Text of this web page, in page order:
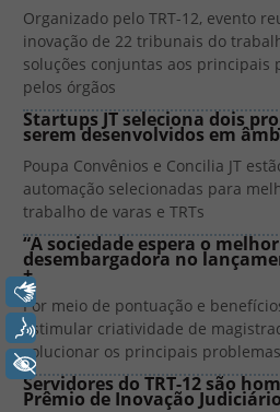
Organizado pelo TRT-12, evento
inovação de 22 tribunais do
soluções conjuntas aos principais
pelos órgãos
Startups JT seleciona dois
serem desenvolvidos em
Poupa Convênios e Concilia JT
automação selecionadas para
trabalho de varas e TRTs
“A sociedade espera o
desembargadora no
+
Por meio de pontuação e
estimular criatividade de
solucionar os principais
Servidores do TRT-12 são
Prêmio de Inovação
Voz
+ Acessibilidade